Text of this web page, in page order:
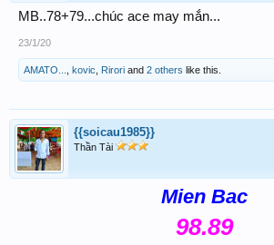
MB..78+79...chúc ace may mắn...
23/1/20
AMATO... kovic Rirori and 2 others like this.
{{soicau1985}}
Thần Tài
Mien Bac
98.89